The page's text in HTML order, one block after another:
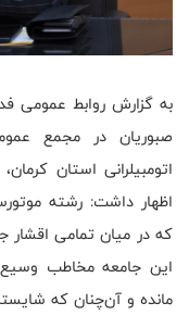
به گزارش روابط عمومی
صبوریان در مجمع
اتومبیلرانی استان
اظهار داشت: رشته
که در میان تمامی اقشار
این جامعه مخاطب
مانده و آن‌چنان که